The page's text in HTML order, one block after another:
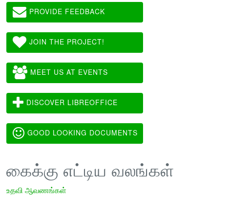
PROVIDE FEEDBACK
JOIN THE PROJECT!
MEET US AT EVENTS
DISCOVER LIBREOFFICE
GOOD LOOKING DOCUMENTS
கைக்கு எட்டிய வலங்கள்
உதவி ஆவணங்கள்